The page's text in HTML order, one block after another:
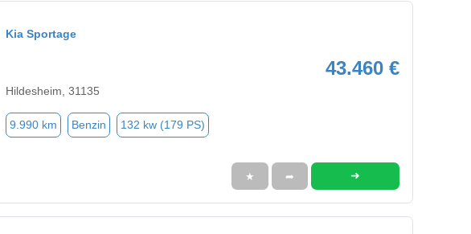
Kia Sportage
43.460 €
Hildesheim, 31135
9.990 km Benzin 132 kw (179 PS)
★ ➦ ➜